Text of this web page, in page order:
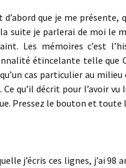
d’abord que je me présente,
suite je parlerai de moi le
Les mémoires c’est
étincelante telle que
qu’un cas particulier au
Ce qu’il décrit pour l’avoir
Pressez le bouton et toute
j’écris ces lignes, j’ai 98